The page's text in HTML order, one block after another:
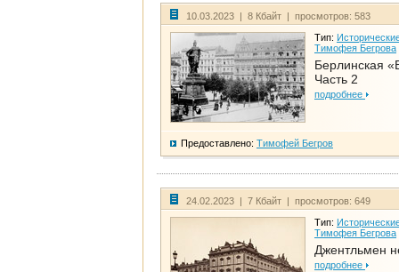
10.03.2023 | 8 Кбайт | просмотров: 583
Тип:
Тимофея Бегрова
Берлинская
Часть 2
подробнее
Предоставлено: Тимофей Бегров
24.02.2023 | 7 Кбайт | просмотров: 649
Тип:
Тимофея Бегрова
Джентльмен
подробнее